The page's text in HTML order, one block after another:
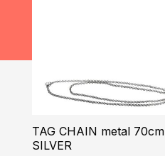
TAG CHAIN metal 70cm
SILVER